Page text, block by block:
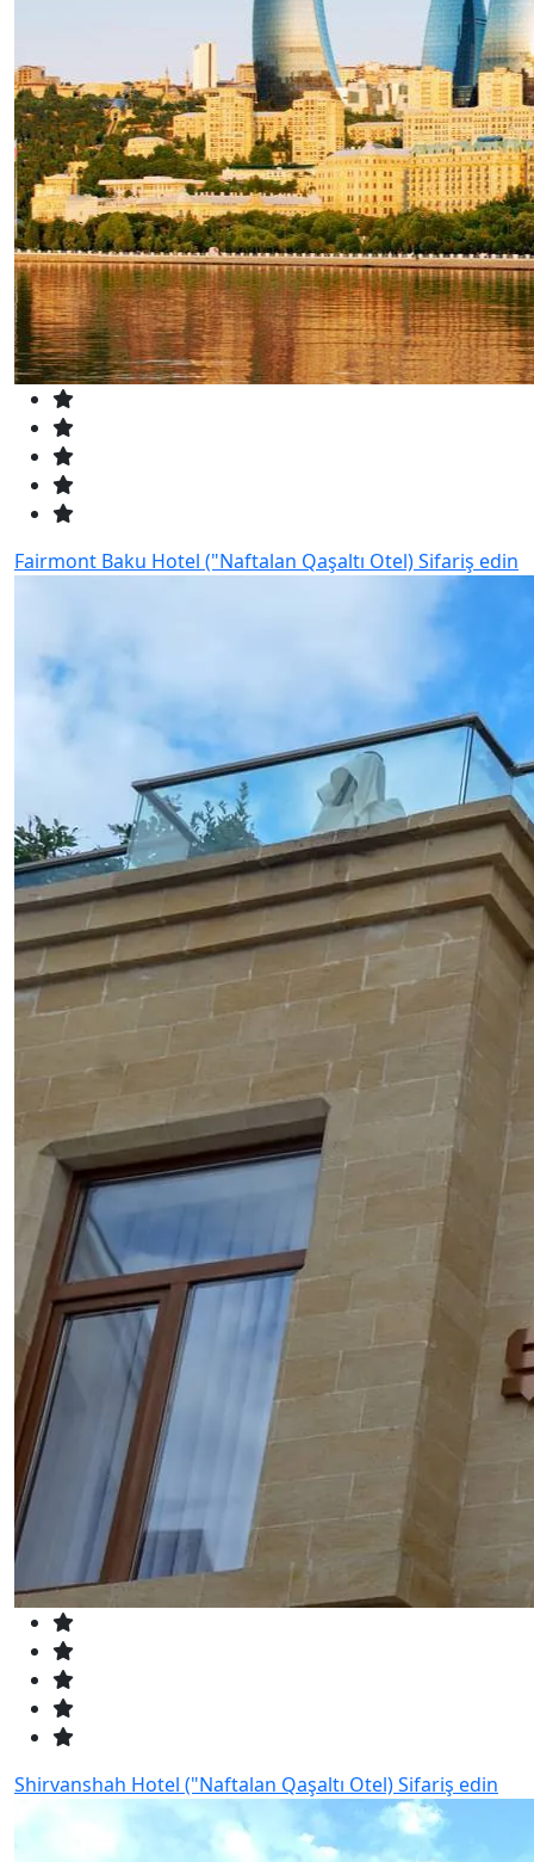
Fairmont Baku Hotel ("Naftalan Qaşaltı Otel)Sifariş edin
Shirvanshah Hotel ("Naftalan Qaşaltı Otel)Sifariş edin